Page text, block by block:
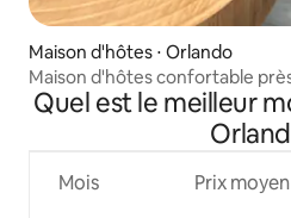
Maison d'hôtes ⋅ Orlando
Maison d'hôtes confortable
d'attractions
Quel est le meilleur
Mois Prix moyen